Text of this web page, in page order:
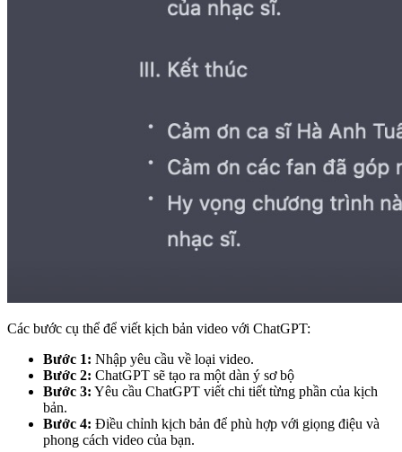
Các bước cụ thể để viết kịch bản video với ChatGPT:
Bước 1: Nhập yêu cầu về loại video.
Bước 2: ChatGPT sẽ tạo ra một dàn ý sơ bộ
Bước 3: Yêu cầu ChatGPT viết chi tiết từng phần của kịch
bản.
Bước 4: Điều chỉnh kịch bản để phù hợp với giọng điệu và
phong cách video của bạn.